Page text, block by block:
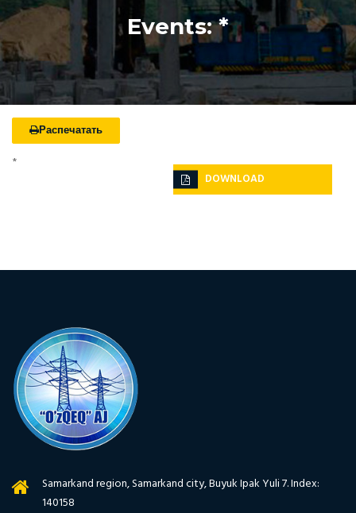
Events: *
Распечатать
DOWNLOAD
*
Samarkand region, Samarkand city, Buyuk Ipak Yuli 7. Index:
140158